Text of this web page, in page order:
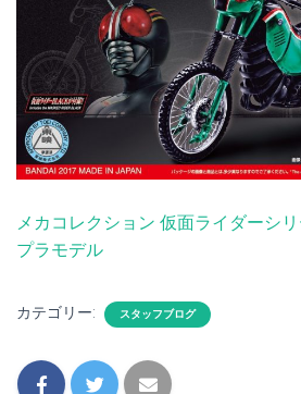
メカコレクション 仮面ライダーシ
プラモデル
カテゴリー: スタッフブログ